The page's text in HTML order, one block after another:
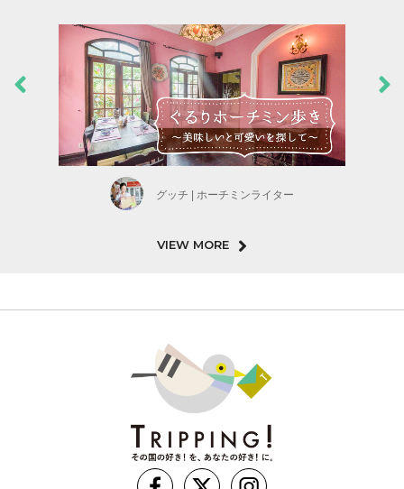
グッチ | ホーチミンライター
VIEW MORE